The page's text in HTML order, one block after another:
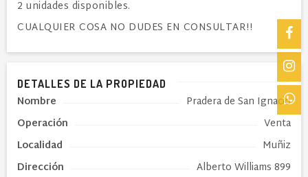
2 unidades disponibles.
CUALQUIER COSA NO DUDES EN CONSULTAR!!
DETALLES DE LA PROPIEDAD
Nombre
Pradera de San Ignacio
Operación
Venta
Localidad
Muñiz
Dirección
Alberto Williams 899